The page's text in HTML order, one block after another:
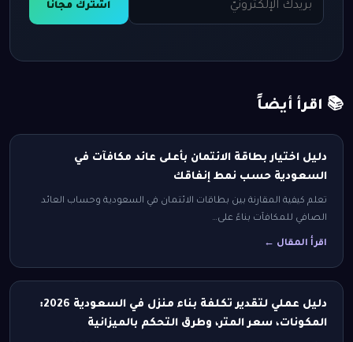
اشترك مجانًا
📚 اقرأ أيضاً
دليل اختيار بطاقة الائتمان بأعلى عائد مكافآت في
السعودية حسب نمط إنفاقك
تعلم كيفية المقارنة بين بطاقات الائتمان في السعودية وحساب العائد
الصافي للمكافآت بناءً على…
اقرأ المقال ←
دليل عملي لتقدير تكلفة بناء منزل في السعودية 2026:
المكونات، سعر المتر، وطرق التحكم بالميزانية